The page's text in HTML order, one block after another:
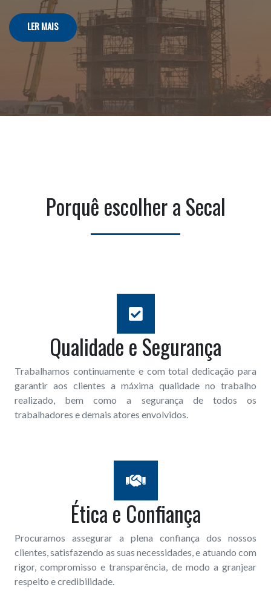
LER MAIS
Porquê escolher a Secal
Qualidade e Segurança
Trabalhamos continuamente e com total dedicação para
garantir aos clientes a máxima qualidade no trabalho
realizado, bem como a segurança de todos os
trabalhadores e demais atores envolvidos.
Ética e Confiança
Procuramos assegurar a plena confiança dos nossos
clientes, satisfazendo as suas necessidades, e atuando com
rigor, compromisso e transparência, de modo a granjear
respeito e credibilidade.